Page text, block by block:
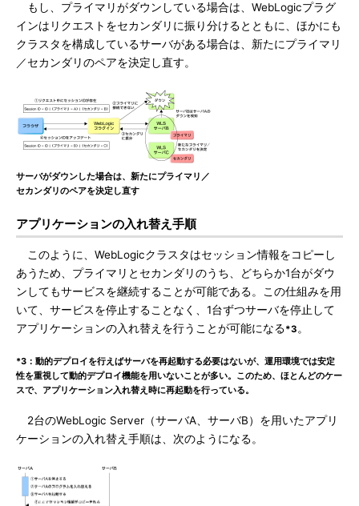
もし、プライマリがダウンしている場合は、WebLogicプラグ
インはリクエストをセカンダリに振り分けるとともに、ほかにも
クラスタを構成しているサーバがある場合は、新たにプライマリ
／セカンダリのペアを決定し直す。
サーバがダウンした場合は、新たにプライマリ／
セカンダリのペアを決定し直す
アプリケーションの入れ替え手順
このように、WebLogicクラスタはセッション情報をコピーし
あうため、プライマリとセカンダリのうち、どちらか1台がダウ
ンしてもサービスを継続することが可能である。この仕組みを用
いて、サービスを停止することなく、1台ずつサーバを停止して
アプリケーションの入れ替えを行うことが可能になる*3 。
*3：動的デプロイを行えばサーバを再起動する必要はないが、運用環境では安定
性を重視して動的デプロイ機能を用いないことが多い。このため、ほとんどのケー
スで、アプリケーション入れ替え時に再起動を行っている。
2台のWebLogic Server（サーバA、サーバB）を用いたアプリ
ケーションの入れ替え手順は、次のようになる。